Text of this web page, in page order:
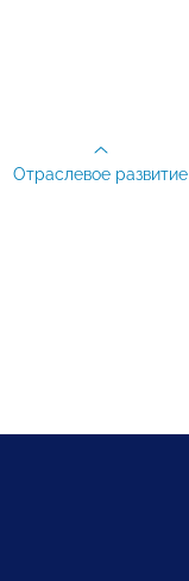
Отраслевое развитие